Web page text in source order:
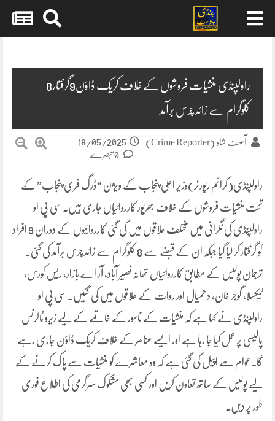
راولپنڈی منشیات فروشوں کے خلاف کریک ڈاؤن9گرفتار8
کلوگرام سے زائد چرس برآمد
آصف شاہ (Crime Reporter)
18/05/2025
راولپنڈی(کرائم رپورٹر)وزیر اعلیٰ پنجاب کے ویژن “ڈرگ فری پنجاب” کے
تحت منشیات فروشوں کے خلاف بھرپور کارروائیاں جاری ہیں۔ سی پی او
راولپنڈی کی نگرانی میں مختلف علاقوں میں کی گئی کارروائیوں کے دوران 9 افراد
کو گرفتار کر لیا گیا جبکہ ان کے قبضے سے 8 کلوگرام سے زائد چرس برآمد کی گئی۔
ترجمان پولیس کے مطابق کارروائیاں تھانہ نصیر آباد، آر اے بازار، ریس کورس،
ٹیکسلا، گوجر خان، دھمیال اور روات کے علاقوں میں کی گئیں۔ سی پی او
راولپنڈی نے کہا ہے کہ منشیات کے ناسور کے خاتمے کے لیے زیرو ٹالرنس
پالیسی پر عمل کیا جا رہا ہے اور ایسے عناصر کے خلاف کریک ڈاؤن جاری رہے
گا۔عوام سے اپیل کی گئی ہے کہ وہ معاشرے کو منشیات سے پاک کرنے کے
لیے پولیس کے ساتھ تعاون کریں اور کسی بھی مشکوک سرگرمی کی اطلاع فوری
طور پر دیں۔